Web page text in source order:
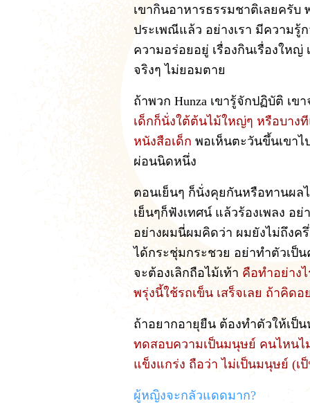
เขากินอาหารธรรมชาติเลยครับ
ประเพณีแล้ว อย่างเรา มีความรู้
ความอร่อยอยู่ เรื่องกินเรื่องใหญ่
จริงๆ ไม่ยอมตาย
ถ้าพวก Hunza เขารู้จักปฏิบัติ เข
เด็กก็นั่งใต้ต้นไม้ใหญ่ๆ หรือบาง
หนังสือเด็ก พอเห็นตะวันขึ้นเขาไ
ผ่อนนิดหนึ่ง
ตอนเย็นๆ ก็นั่งคุยกันหรือทานผล
เย็นๆก็ฟังเทศน์ แล้วร้องเพลง อ
อย่างผมนี่ผมคิดว่า ผมยังไม่ถึงค
ได้กระชุ่มกระชวย อย่าทำตัวเป็น
จะต้องเลิกถือไม้เท้า คือทำอย่าง
พรุ่งนี้ใช้รถเข็น เสร็จเลย ถ้าคิด
ถ้าอยากอายุยืน ต้องทำตัวให้เป็
ทดสอบความเป็นมนุษย์ คนไหนไ
แข็งแกร่ง ถือว่า ไม่เป็นมนุษย์ (เ
ผู้หญิงจะกลัวแดดมาก?